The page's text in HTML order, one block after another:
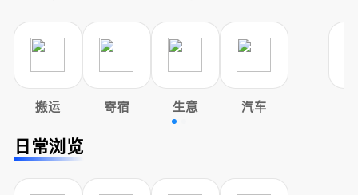
搬运 寄宿 生意 汽车
日常浏览